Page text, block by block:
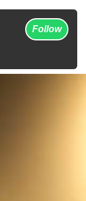
Follow